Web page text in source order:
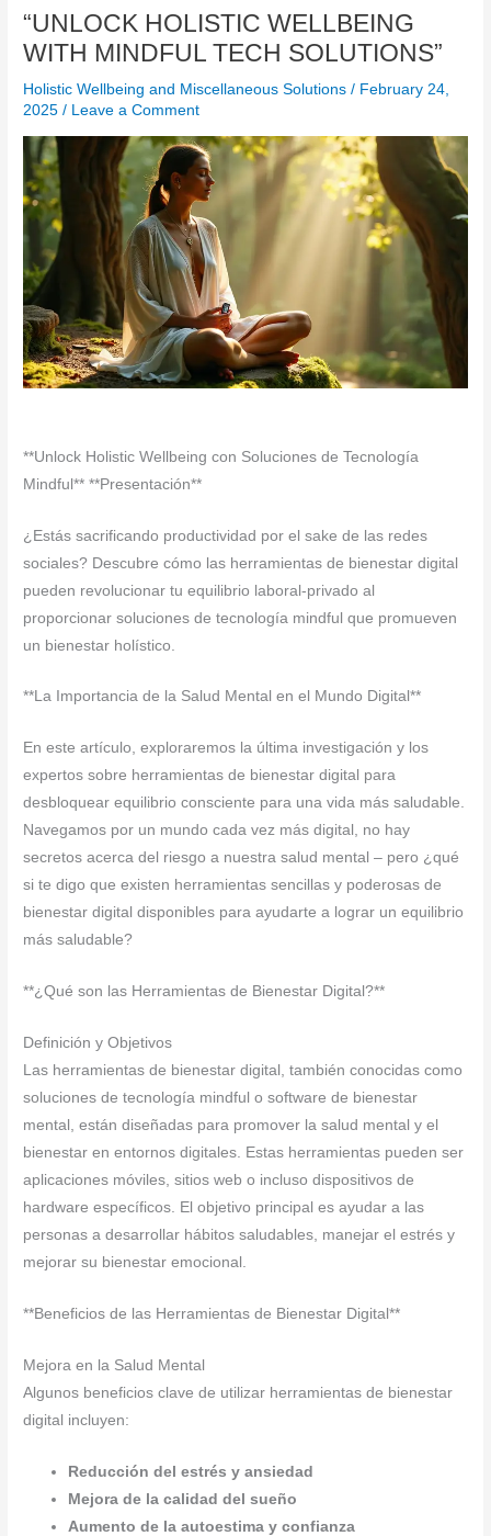
“UNLOCK HOLISTIC WELLBEING
WITH MINDFUL TECH SOLUTIONS”
Holistic Wellbeing and Miscellaneous Solutions / February 24,
2025/ Leave a Comment
**Unlock Holistic Wellbeing con Soluciones de Tecnología
Mindful** **Presentación**
¿Estás sacrificando productividad por el sake de las redes
sociales? Descubre cómo las herramientas de bienestar digital
pueden revolucionar tu equilibrio laboral-privado al
proporcionar soluciones de tecnología mindful que promueven
un bienestar holístico.
**La Importancia de la Salud Mental en el Mundo Digital**
En este artículo, exploraremos la última investigación y los
expertos sobre herramientas de bienestar digital para
desbloquear equilibrio consciente para una vida más saludable.
Navegamos por un mundo cada vez más digital, no hay
secretos acerca del riesgo a nuestra salud mental – pero ¿qué
si te digo que existen herramientas sencillas y poderosas de
bienestar digital disponibles para ayudarte a lograr un equilibrio
más saludable?
**¿Qué son las Herramientas de Bienestar Digital?**
Definición y Objetivos
Las herramientas de bienestar digital, también conocidas como
soluciones de tecnología mindful o software de bienestar
mental, están diseñadas para promover la salud mental y el
bienestar en entornos digitales. Estas herramientas pueden ser
aplicaciones móviles, sitios web o incluso dispositivos de
hardware específicos. El objetivo principal es ayudar a las
personas a desarrollar hábitos saludables, manejar el estrés y
mejorar su bienestar emocional.
**Beneficios de las Herramientas de Bienestar Digital**
Mejora en la Salud Mental
Algunos beneficios clave de utilizar herramientas de bienestar
digital incluyen:
Reducción del estrés y ansiedad
Mejora de la calidad del sueño
Aumento de la autoestima y confianza